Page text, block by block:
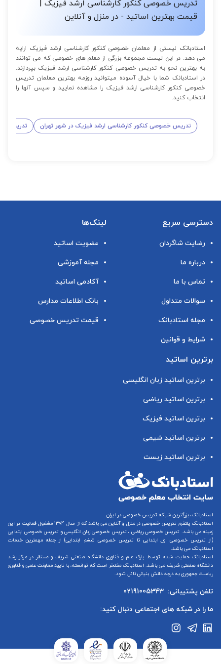
تدریس خصوصی کنکور کارشناسی ارشد فیزیک |
قیمت بهترین اساتید - در منزل و آنلاین
استادبانک لیستی از معلمان خصوصی کنکور کارشناسی ارشد فیزیک ارایه
می دهد. در این لیست مجموعه بزرگی از معلم های خصوصی که می توانند
به بهترین نحو به تدریس خصوصی کنکور کارشناسی ارشد فیزیک بپردازند.
در استادبانک شما با خیال آسوده میتوانید روزمه بهترین معلمان تدریس
خصوصی کنکور کارشناسی ارشد فیزیک را مشاهده نمایید و سپس آنها را
انتخاب کنید.
تدریس خصوصی کنکور کارشناسی ارشد فیزیک در شهر تهران تدریس
دسترسی سریع
رضایت شاگردان
درباره ما
تماس با ما
سوالات متداول
مجله استادبانک
شرایط و قوانین
لینک‌ها
عضویت اساتید
مجله آموزشی
آکادمی اساتید
بانک اطلاعات مدارس
قیمت تدریس خصوصی
برترین اساتید
برترین اساتید زبان انگلیسی
برترین اساتید ریاضی
برترین اساتید فیزیک
برترین اساتید شیمی
برترین اساتید زیست
استادبانک، بزرگترین شبکه تدریس خصوصی در ایران
استادبانک پلتفرم تدریس خصوصی در منزل و آنلاین
می باشد که از سال ۱۳۹۴ مشغول فعالیت در این
زمینه می باشد. تدریس خصوصی ریاضی ، تدریس خصوصی زبان انگلیسیو تدریس خصوصی ابتدایی
(از تدریس خصوصی اول ابتدایی تا تدریس خصوصی ششم ابتدایی) از جمله مهمترین خدمات
استادبانک می باشد.
استادبانک حمایت شده توسط پارک علم و فناوری دانشگاه صنعتی شریف و مستقر در مرکز رشد
دانشگاه صنعتی شریف می باشد. استادبانک مفتخر است که توانسته، با تایید معاونت علمی و فناوری
ریاست جمهوری به درجه دانش بنیانی نائل شود.
تلفن پشتیبانی: 02191005343
ما را در شبکه های اجتماعی دنبال کنید: